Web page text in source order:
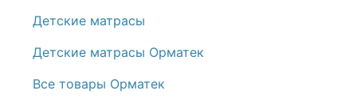
Детские матрасы
Детские матрасы Орматек
Все товары Орматек